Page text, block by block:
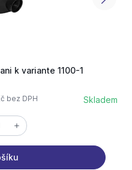
k variante 1100-1
bez DPH Skladem